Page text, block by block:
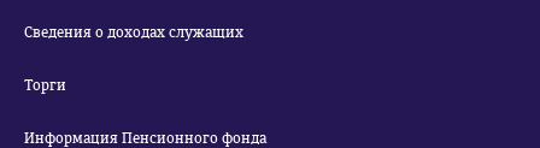
Сведения о доходах служащих
Торги
Информация Пенсионного фонда